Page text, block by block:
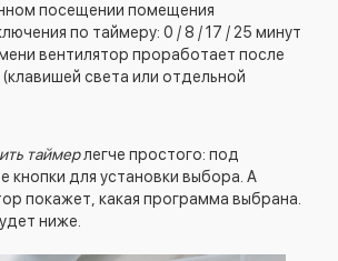
посещении помещения
по таймеру: 0 / 8 / 17 / 25 минут
вентилятор проработает после
света или отдельной
таймерлегче простого: под
кнопки для установки выбора. А
покажет, какая программа выбрана.
ниже.